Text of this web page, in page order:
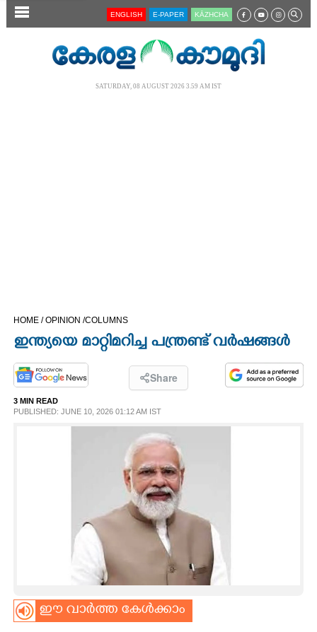
SECTIONS
OPINION
PHOTOS
ASTRO
ENGLISH E-PAPER KĀZHCHA
SATURDAY, 08 AUGUST 2026 3.59 AM IST
HOME /OPINION /COLUMNS
ഇന്ത്യയെ മാറ്റിമറിച്ച പന്ത്രണ്ട് വർഷങ്ങൾ
Share
3 MIN READ
PUBLISHED: JUNE 10, 2026 01:12 AM IST
ഈ വാർത്ത കേൾക്കാം